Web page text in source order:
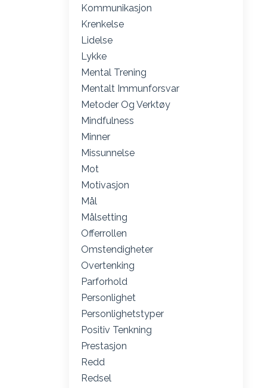
Kommunikasjon
Krenkelse
Lidelse
Lykke
Mental Trening
Mentalt Immunforsvar
Metoder Og Verktøy
Mindfulness
Minner
Missunnelse
Mot
Motivasjon
Mål
Målsetting
Offerrollen
Omstendigheter
Overtenking
Parforhold
Personlighet
Personlighetstyper
Positiv Tenkning
Prestasjon
Redd
Redsel